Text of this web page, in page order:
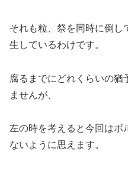
それも粒、祭を同時に倒し
生しているわけです。
腐るまでにどれくらいの猶
ませんが、
左の時を考えると今回はボ
ないように思えます。